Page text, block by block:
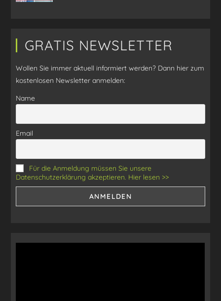
GRATIS NEWSLETTER
Wollen Sie immer aktuell informiert werden? Dann hier zum
kostenlosen Newsletter anmelden:
Name
Email
Für die Anmeldung müssen Sie unsere
Datenschutzerklärung akzeptieren. Hier lesen >>